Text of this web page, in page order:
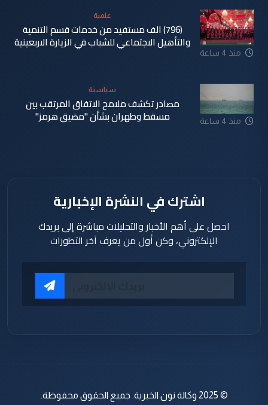
منذ 4 ساعة
علمية
(796) الف مستفيد من خدمات قسم التنمية
والتأهيل الاجتماعي للشباب في الزيارة الاربعينية
منذ 4 ساعة
سياسية
مصادر تكشف ملامح الاتفاق المرتقب بين
مسقط وطهران بشأن "مضيق هرمز"
اشترك في النشرة الإخبارية
احصل على أهم الأخبار والتحليلات مباشرة إلى بريدك
الإلكتروني، وكن أول من يعرف آخر التطورات
© 2025 وكالة نون الخبرية. جميع الحقوق محفوظة.